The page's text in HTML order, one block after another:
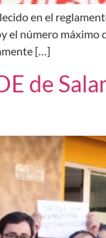
en el
el número
[…]
de